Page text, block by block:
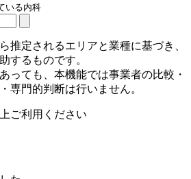
いる内科
推定されるエリアと業種に基づき、
するものです。
っても、本機能では事業者の比較・
専門的判断は行いません。
ご利用ください